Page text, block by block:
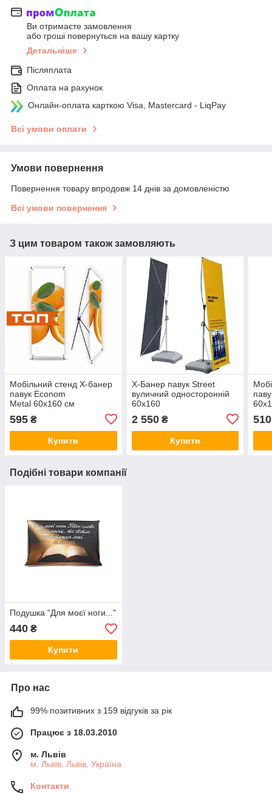
Ви отримаєте замовлення
або гроші повернуться на вашу картку
Детальніше
Післяплата
Оплата на рахунок
Онлайн-оплата карткою Visa, Mastercard - LiqPay
Всі умови оплати
Умови повернення
Повернення товару впродовж 14 днів за домовленістю
Всі умови повернення
З цим товаром також замовляють
Мобільний стенд X-банер
павук Econom
Metal 60x160 см
595 ₴
Купити
X-Банер павук Street
вуличний односторонній
60х160
2 550₴
Купити
510
Подібні товари компанії
Подушка "Для моєї ноги..."
440 ₴
Купити
Про нас
99% позитивних з 159 відгуків за рік
Працює з 18.03.2010
м. Львів
м. Львів, Львів, Україна
Контакти